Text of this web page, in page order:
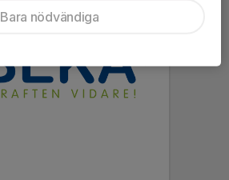
Bara nödvändiga